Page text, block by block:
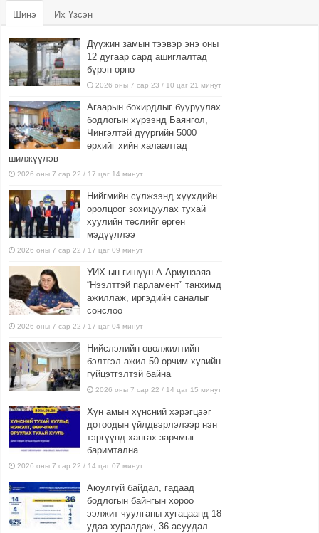
Шинэ Их Үзсэн
Дүүжин замын тээвэр энэ оны
12 дугаар сард ашиглалтад
бүрэн орно
2026 оны 7 сар 23 / 10 цаг 21 минут
Агаарын бохирдлыг бууруулах
бодлогын хүрээнд Баянгол,
Чингэлтэй дүүргийн 5000
өрхийг хийн халаалтад
шилжүүлэв
2026 оны 7 сар 22 / 17 цаг 14 минут
Нийгмийн сүлжээнд хүүхдийн
оролцоог зохицуулах тухай
хуулийн төслийг өргөн
мэдүүллээ
2026 оны 7 сар 22 / 17 цаг 09 минут
УИХ-ын гишүүн А.Ариунзаяа
“Нээлттэй парламент” танхимд
ажиллаж, иргэдийн саналыг
сонслоо
2026 оны 7 сар 22 / 17 цаг 04 минут
Нийслэлийн өвөлжилтийн
бэлтгэл ажил 50 орчим хувийн
гүйцэтгэлтэй байна
2026 оны 7 сар 22 / 14 цаг 15 минут
Хүн амын хүнсний хэрэгцээг
дотоодын үйлдвэрлэлээр нэн
тэргүүнд хангах зарчмыг
баримтална
2026 оны 7 сар 22 / 14 цаг 07 минут
Аюулгүй байдал, гадаад
бодлогын байнгын хороо
ээлжит чуулганы хугацаанд 18
удаа хуралдаж, 36 асуудал